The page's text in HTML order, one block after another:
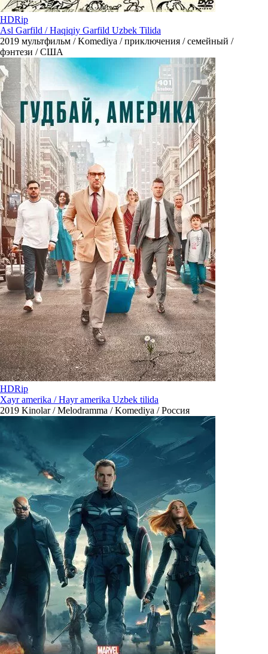
HDRip
Asl Garfild / Haqiqiy Garfild Uzbek Tilida
2019 мультфильм / Komediya / приключения / семейный /
фэнтези / США
HDRip
Xayr amerika / Hayr amerika Uzbek tilida
2019 Kinolar / Melodramma / Komediya / Россия